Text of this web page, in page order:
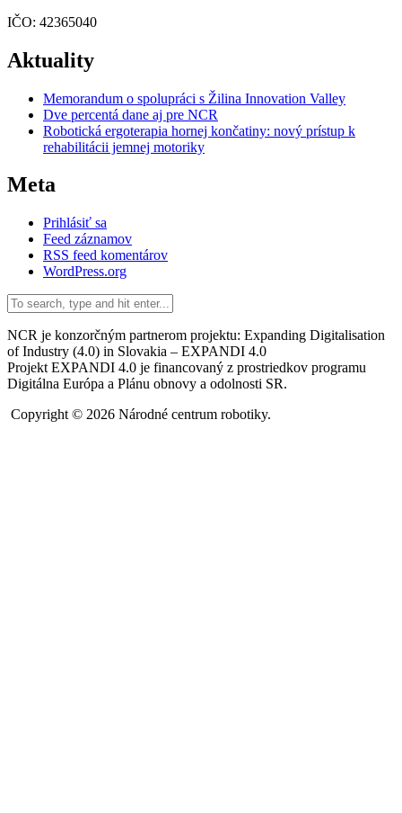
IČO: 42365040
Aktuality
Memorandum o spolupráci s Žilina Innovation Valley
Dve percentá dane aj pre NCR
Robotická ergoterapia hornej končatiny: nový prístup k
rehabilitácii jemnej motoriky
Meta
Prihlásiť sa
Feed záznamov
RSS feed komentárov
WordPress.org
NCR je konzorčným partnerom projektu: Expanding Digitalisation
of Industry (4.0) in Slovakia – EXPANDI 4.0
Projekt EXPANDI 4.0 je financovaný z prostriedkov programu
Digitálna Európa a Plánu obnovy a odolnosti SR.
Copyright © 2026 Národné centrum robotiky.